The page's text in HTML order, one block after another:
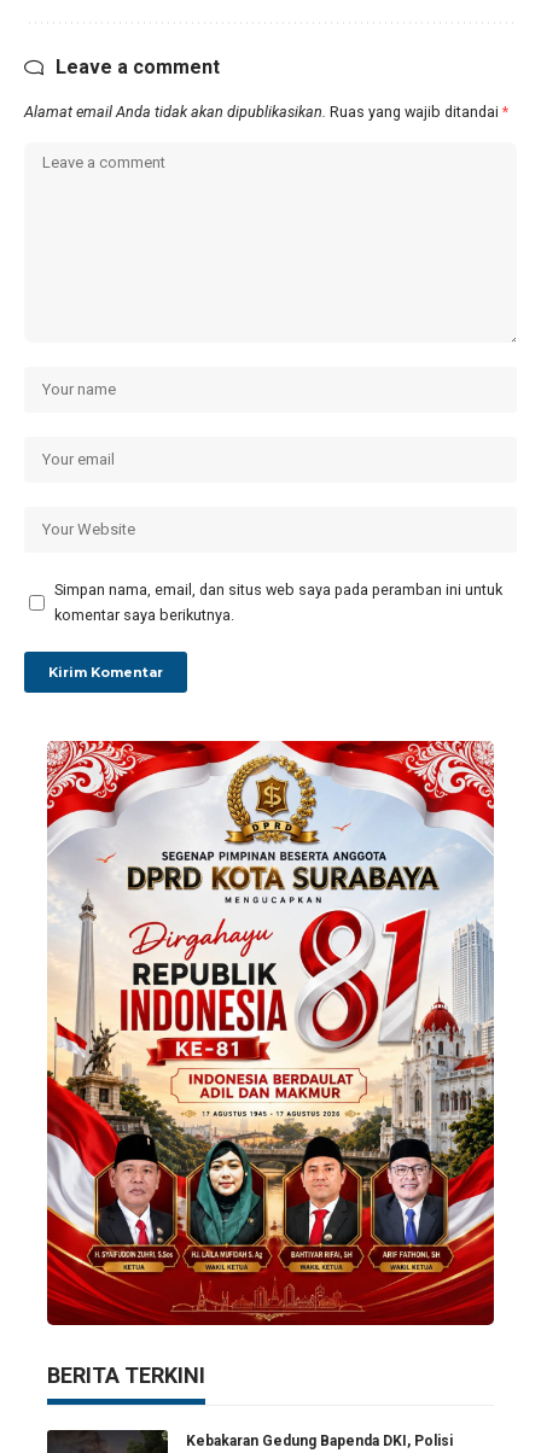
Leave a comment
Alamat email Anda tidak akan dipublikasikan. Ruas yang wajib ditandai *
Simpan nama, email, dan situs web saya pada peramban ini untuk
komentar saya berikutnya.
BERITA TERKINI
Kebakaran Gedung Bapenda DKI, Polisi